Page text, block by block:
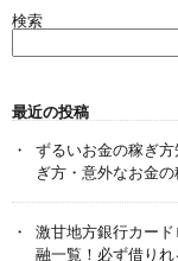
検索
最近の投稿
ずるいお金の稼ぎ
ぎ方・意外なお金
激甘地方銀行カー
融一覧！必ず借り